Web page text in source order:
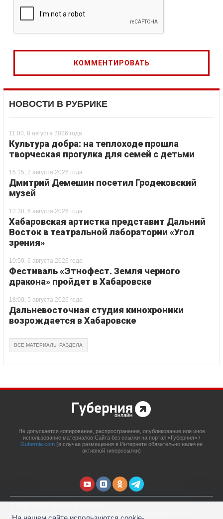
НОВОСТИ В РУБРИКЕ
11:00, 8 августа 2026 года
Культура добра: на теплоходе прошла
творческая прогулка для семей с детьми
15:15, 7 августа 2026 года
Дмитрий Демешин посетил Гродековский
музей
12:30, 6 августа 2026 года
Хабаровская артистка представит Дальний
Восток в театральной лаборатории «Угол
зрения»
10:50, 6 августа 2026 года
Фестиваль «Этнофест. Земля черного
дракона» пройдет в Хабаровске
18:00, 5 августа 2026 года
Дальневосточная студия кинохроники
возрождается в Хабаровске
ВСЕ МАТЕРИАЛЫ РАЗДЕЛА
Не допускается копирование, распространение, опубликование или иное
использование материалов Сайта без ссылки на портал «Губерния» /
Gubernia.com (в случае размещения в Интернете обязательно наличие
активной гиперссылки)